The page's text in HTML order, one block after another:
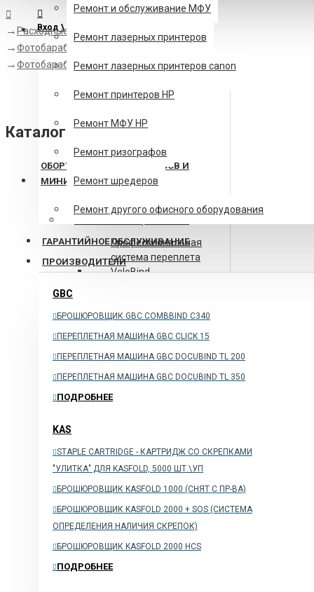
Вход \ Регистрация
Ремонт и обслуживание МФУ
Ремонт лазерных принтеров
Ремонт лазерных принтеров canon
Ремонт принтеров HP
Ремонт МФУ HP
Ремонт ризографов
Ремонт шредеров
Ремонт другого офисного оборудования
ГАРАНТИЙНОЕ ОБСЛУЖИВАНИЕ
ПРОИЗВОДИТЕЛИ
GBC
БРОШЮРОВЩИК GBC COMBBIND C340
ПЕРЕПЛЕТНАЯ МАШИНА GBC CLICK 15
ПЕРЕПЛЕТНАЯ МАШИНА GBC DOCUBIND TL 200
ПЕРЕПЛЕТНАЯ МАШИНА GBC DOCUBIND TL 350
ПОДРОБНЕЕ
KAS
STAPLE CARTRIDGE - КАРТРИДЖ СО СКРЕПКАМИ
"УЛИТКА" ДЛЯ KASFOLD, 5000 ШТ.\УП
БРОШЮРОВЩИК KASFOLD 1000 (CНЯТ С ПР-ВА)
БРОШЮРОВЩИК KASFOLD 2000 + SOS (СИСТЕМА
ОПРЕДЕЛЕНИЯ НАЛИЧИЯ СКРЕПОК)
БРОШЮРОВЩИК KASFOLD 2000 HCS
ПОДРОБНЕЕ
Расходные материалы
Фотобарабаны
Фотобарабаны Xerox
Каталог
ОБОРУДОВАНИЕ ДЛЯ ОФИСОВ И
МИНИТИПОГРАФИЙ
Брошюровщики на
Профессиональная
система переплета
VeloBind
Брошюровщик Bulros
Брошюровщик
Брошюровщики
GLADWORK
Брошюровщики OMA
Брошюровщики
PEACH и WireMac
Брошюровщики на
металл